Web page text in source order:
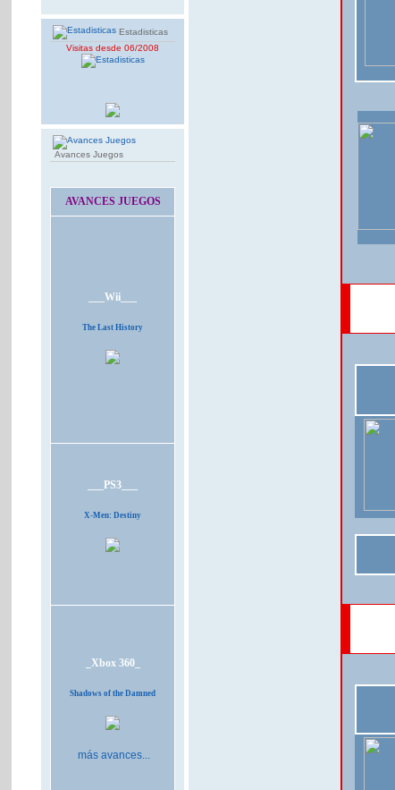
Estadisticas
Visitas desde 06/2008
Avances Juegos
AVANCES JUEGOS
___Wii___
The Last History
___PS3___
X-Men: Destiny
_Xbox 360_
Shadows of the Damned
más avances...